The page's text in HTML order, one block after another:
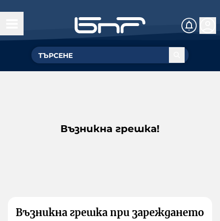
Възникна грешка!
Възникна грешка при зареждането